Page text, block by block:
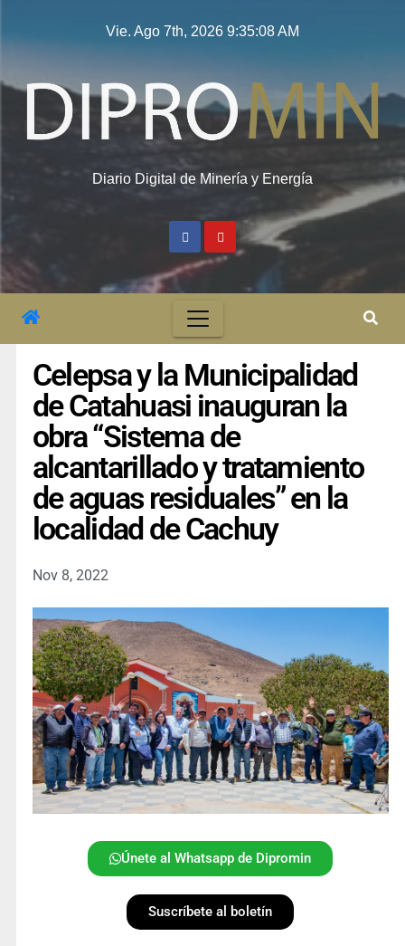
Vie. Ago 7th, 2026 9:35:09 AM
Diario Digital de Minería y Energía
Celepsa y la Municipalidad
de Catahuasi inauguran la
obra “Sistema de
alcantarillado y tratamiento
de aguas residuales” en la
localidad de Cachuy
Nov 8, 2022
Únete al Whatsapp de Dipromin
Suscríbete al boletín